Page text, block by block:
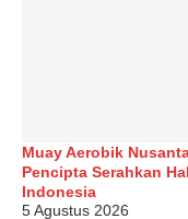
Muay Aerobik
Pencipta Serahkan
Indonesia
5 Agustus 2026